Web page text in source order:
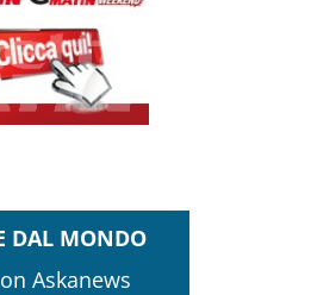
DAL MONDO
Askanews